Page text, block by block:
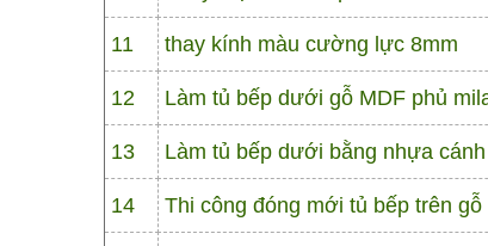
11 thay kính màu cường lực 8mm
12 Làm tủ bếp dưới gỗ MDF phủ
13 Làm tủ bếp dưới bằng nhựa
14 Thi công đóng mới tủ bếp trên